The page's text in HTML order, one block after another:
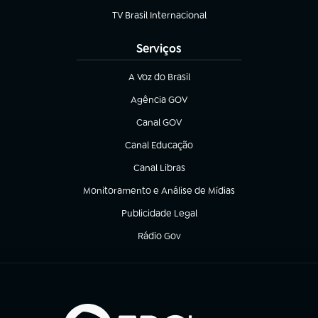
TV Brasil Internacional
(abre em nova aba)
Serviços
A Voz do Brasil
(abre em nova aba)
Agência GOV
(abre em nova aba)
Canal GOV
(abre em nova aba)
Canal Educação
(abre em nova aba)
Canal Libras
(abre em nova aba)
Monitoramento e Análise de Mídias
(abre em nova aba)
Publicidade Legal
(abre em nova aba)
Rádio Gov
(abre em nova aba)